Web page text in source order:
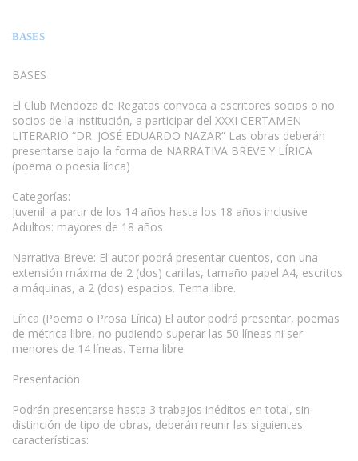
BASES
BASES
El Club Mendoza de Regatas convoca a escritores socios o no
socios de la institución, a participar del XXXI CERTAMEN
LITERARIO “DR. JOSÉ EDUARDO NAZAR” Las obras deberán
presentarse bajo la forma de NARRATIVA BREVE Y LÍRICA
(poema o poesía lírica)
Categorías:
Juvenil: a partir de los 14 años hasta los 18 años inclusive
Adultos: mayores de 18 años
Narrativa Breve: El autor podrá presentar cuentos, con una
extensión máxima de 2 (dos) carillas, tamaño papel A4, escritos
a máquinas, a 2 (dos) espacios. Tema libre.
Lírica (Poema o Prosa Lírica) El autor podrá presentar, poemas
de métrica libre, no pudiendo superar las 50 líneas ni ser
menores de 14 líneas. Tema libre.
Presentación
Podrán presentarse hasta 3 trabajos inéditos en total, sin
distinción de tipo de obras, deberán reunir las siguientes
características: